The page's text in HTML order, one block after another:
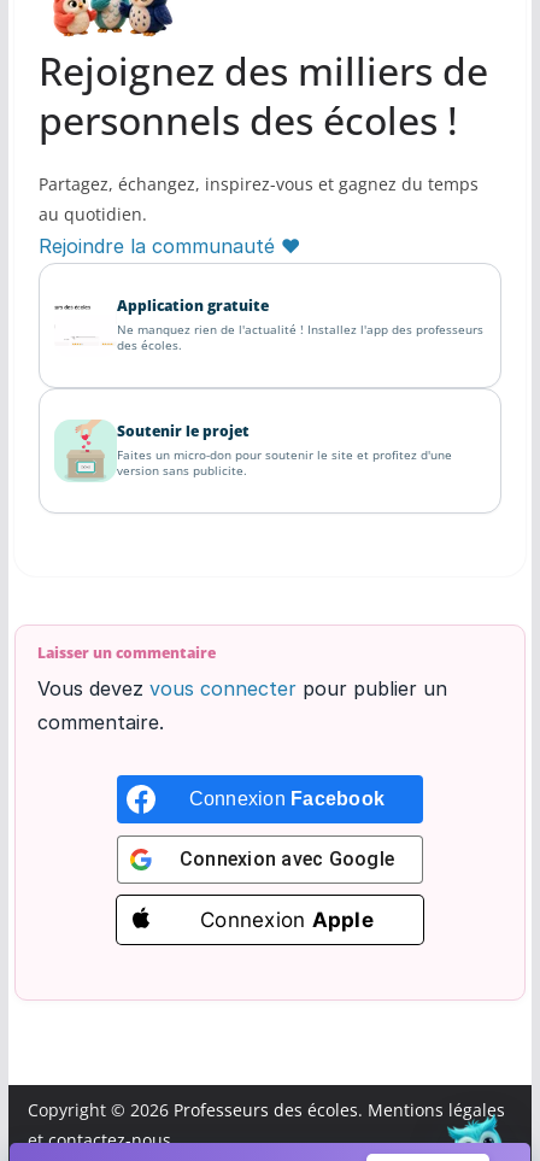
Rejoignez des milliers de
personnels des écoles !
Partagez, échangez, inspirez-vous et gagnez du temps
au quotidien.
Rejoindre la communauté ♥
Application gratuite
Ne manquez rien de l'actualité ! Installez l'app des professeurs
des écoles.
Soutenir le projet
Faites un micro-don pour soutenir le site et profitez d'une
version sans publicite.
Laisser un commentaire
Vous devez vous connecterpour publier un
commentaire.
Connexion Facebook
Connexion avec Google
Connexion Apple
Copyright © 2026 Professeurs des écoles. Mentions légales
etcontactez-nous.
Demande moi quelque chose...
🤞